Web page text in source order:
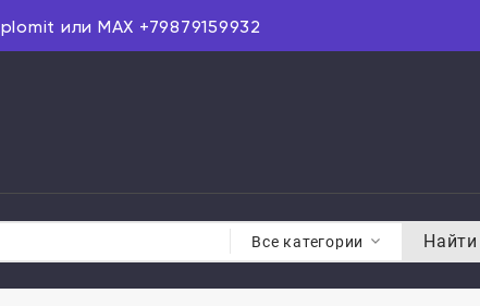
или MAX +79879159932
Все категории Найти